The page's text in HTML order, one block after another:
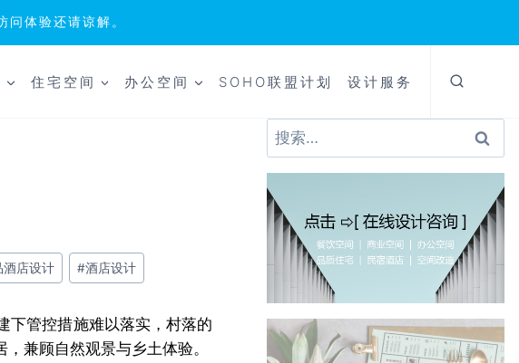
体验还请谅解。
住宅空间 办公空间 SOHO联盟计划 设计服务
酒店设计 #酒店设计
下管控措施难以落实，村落的
兼顾自然观景与乡土体验。
搜
索：